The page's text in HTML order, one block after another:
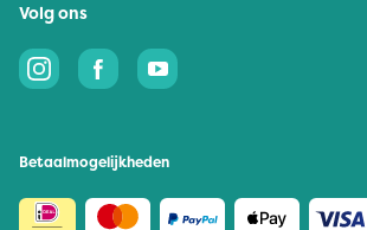
Volg ons
Betaalmogelijkheden